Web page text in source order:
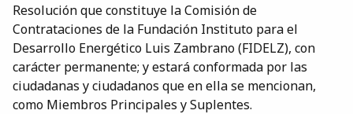
Resolución que constituye la Comisión de
Contrataciones de la Fundación Instituto para el
Desarrollo Energético Luis Zambrano (FIDELZ), con
carácter permanente; y estará conformada por las
ciudadanas y ciudadanos que en ella se mencionan,
como Miembros Principales y Suplentes.